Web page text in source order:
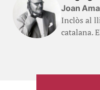
Joan
Inclòs al
catalana.